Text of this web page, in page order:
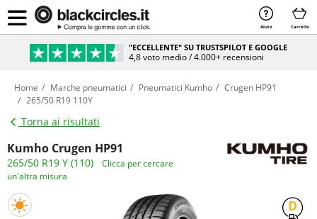
Aiuto Carrello
"ECCELLENTE" SU TRUSTSPILOT E GOOGLE
4,8 voto medio / 4.000+ recensioni
Home Marche pneumatici Pneumatici Kumho
Crugen HP91
265/50 R19 110Y
Torna ai risultati
Kumho Crugen HP91
265/50 R19 Y (110)
Clicca per cercare
un'altra misura
D